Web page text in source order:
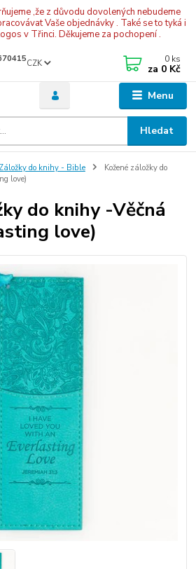
,že z důvodu dovolených nebudeme
Vaše objednávky . Také se to tyká i
v Třinci. Děkujeme za pochopení .
Menu
CZK
Hledat
0 ks
za 0 Kč
Záložky do knihy - Bible
Kožené záložky do
love)
do knihy -Věčná
love)